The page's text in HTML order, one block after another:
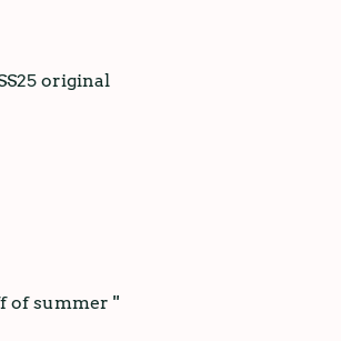
original
of summer ''